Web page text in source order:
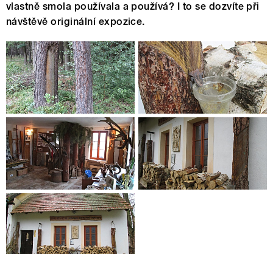
vlastně smola používala a používá? I to se dozvíte při
návštěvě originální expozice.